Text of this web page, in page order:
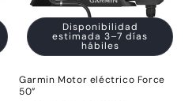
Disponibilidad
estimada 3–7 días
hábiles
Garmin Motor eléctrico Force
50”